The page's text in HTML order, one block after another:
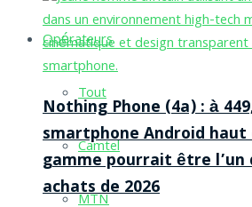
Opérateurs
Tout
Camtel
MTN
Nothing Phone (4a) : à
smartphone Android haut
gamme pourrait être l’un
achats de 2026